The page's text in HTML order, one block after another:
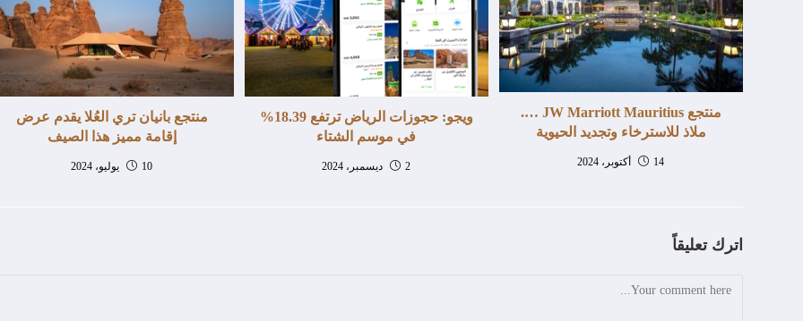
منتجع بانيان تري العُلا يقدم عرض
إقامة مميز هذا الصيف
10 يوليو، 2024
ويجو: حجوزات الرياض ترتفع 18.39%
في موسم الشتاء
2 ديسمبر، 2024
منتجع JW Marriott Mauritius ….
ملاذ للاسترخاء وتجديد الحيوية
14 أكتوبر، 2024
اترك تعليقاً